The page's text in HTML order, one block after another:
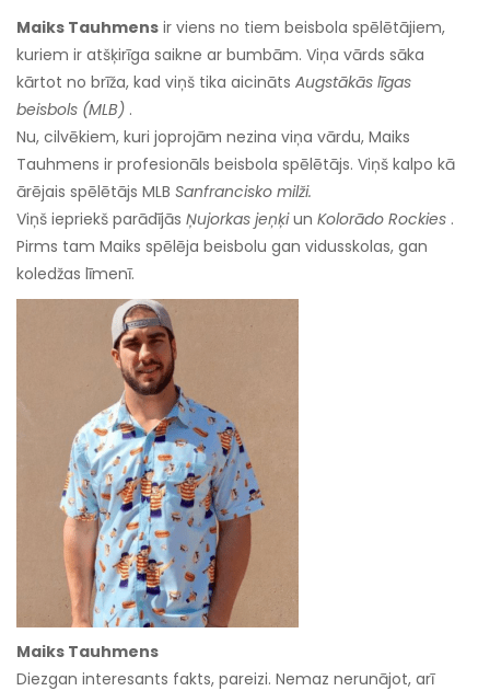
Maiks Tauhmens ir viens no tiem beisbola spēlētājiem,
kuriem ir atšķirīga saikne ar bumbām. Viņa vārds sāka
kārtot no brīža, kad viņš tika aicināts Augstākās līgas
beisbols (MLB) .
Nu, cilvēkiem, kuri joprojām nezina viņa vārdu, Maiks
Tauhmens ir profesionāls beisbola spēlētājs. Viņš kalpo kā
ārējais spēlētājs MLB Sanfrancisko milži.
Viņš iepriekš parādījās Ņujorkas jeņķiun Kolorādo Rockies .
Pirms tam Maiks spēlēja beisbolu gan vidusskolas, gan
koledžas līmenī.
Maiks Tauhmens
Diezgan interesants fakts, pareizi. Nemaz nerunājot, arī